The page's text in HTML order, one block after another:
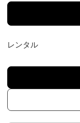
レンタル